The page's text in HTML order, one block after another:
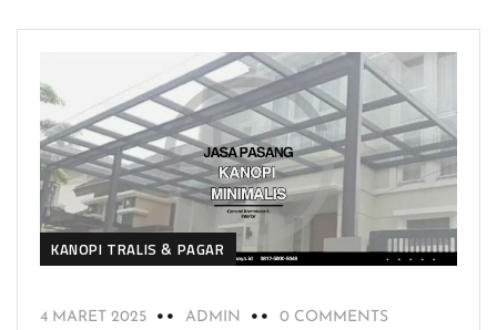
KANOPI TRALIS & PAGAR
4 MARET 2025 ADMIN 0 COMMENTS